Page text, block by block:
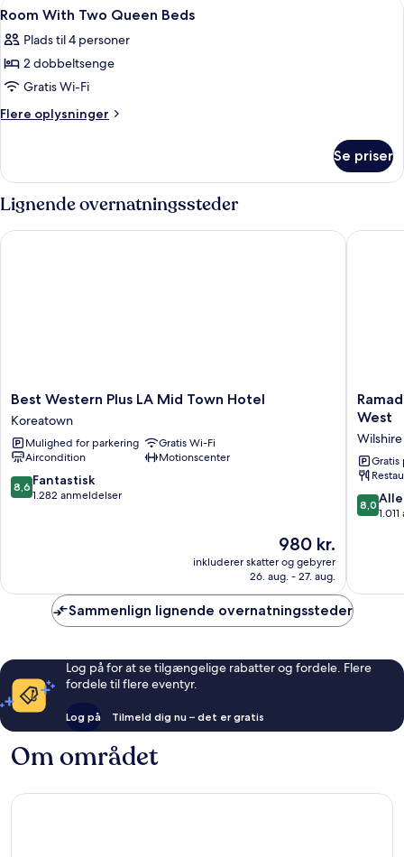
Double
Indlæs
alle
billeder
af
Room
With
Beds
1
Room With Two Queen Beds
Plads til 4 personer
2 dobbeltsenge
Gratis Wi-Fi
Flere oplysninger
Flere
With
Two
Queen
Beds
Se priser
Lignende overnatningssteder
Best
Western
Plus
LA
Mid
Town
Hotel
Best Western Plus LA Mid Town Hotel
Koreatown
Mulighed for parkering
Gratis Wi-Fi
Aircondition
Motionscenter
8.6
ud
8,6 Fantastisk
1.282 anmeldelser
Prisen
980 kr.
980 kr.
inkluderer skatter og gebyrer
26. aug. - 27. aug.
Best Western Plus LA Mid Town Hotel
Ramada
by
Los
West
Wilshire
West
Wilshire
Gratis
8.0
ud
8,0
Sammenlign lignende overnatningssteder
Log på for at se tilgængelige rabatter og fordele. Flere
fordele til flere eventyr.
Log på Tilmeld dig nu – det er gratis
Om området